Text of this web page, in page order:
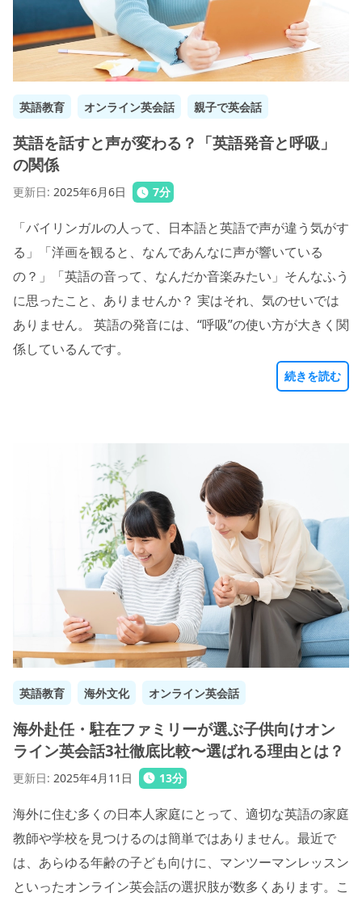
英語教育 オンライン英会話 親子で英会話
英語を話すと声が変わる？「英語発音と呼吸」
の関係
更新日: 2025年6月6日 7分
「バイリンガルの人って、日本語と英語で声が違う気がす
る」「洋画を観ると、なんであんなに声が響いている
の？」「英語の音って、なんだか音楽みたい」そんなふう
に思ったこと、ありませんか？ 実はそれ、気のせいでは
ありません。 英語の発音には、“呼吸”の使い方が大きく関
係しているんです。
続きを読む
英語教育 海外文化 オンライン英会話
海外赴任・駐在ファミリーが選ぶ子供向けオン
ライン英会話3社徹底比較〜選ばれる理由とは？
更新日: 2025年4月11日 13分
海外に住む多くの日本人家庭にとって、適切な英語の家庭
教師や学校を見つけるのは簡単ではありません。最近で
は、あらゆる年齢の子ども向けに、マンツーマンレッスン
といったオンライン英会話の選択肢が数多くあります。こ